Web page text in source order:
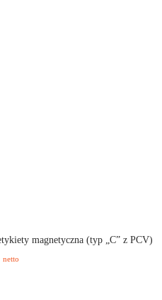
magnetyczna (typ „C” z PCV)
netto